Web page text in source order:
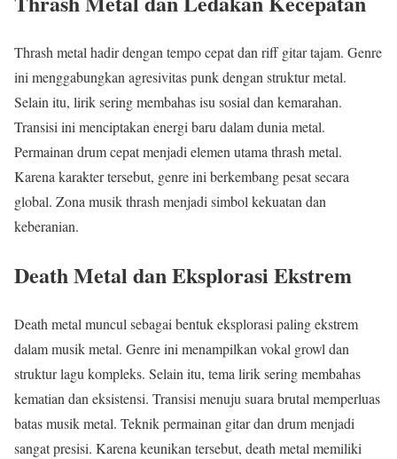
Thrash metal hadir dengan tempo cepat dan riff gitar tajam. Genre
ini menggabungkan agresivitas punk dengan struktur metal.
Selain itu, lirik sering membahas isu sosial dan kemarahan.
Transisi ini menciptakan energi baru dalam dunia metal.
Permainan drum cepat menjadi elemen utama thrash metal.
Karena karakter tersebut, genre ini berkembang pesat secara
global. Zona musik thrash menjadi simbol kekuatan dan
keberanian.
Death Metal dan Eksplorasi Ekstrem
Death metal muncul sebagai bentuk eksplorasi paling ekstrem
dalam musik metal. Genre ini menampilkan vokal growl dan
struktur lagu kompleks. Selain itu, tema lirik sering membahas
kematian dan eksistensi. Transisi menuju suara brutal memperluas
batas musik metal. Teknik permainan gitar dan drum menjadi
sangat presisi. Karena keunikan tersebut, death metal memiliki